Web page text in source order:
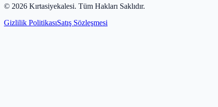
© 2026 Kırtasiyekalesi. Tüm Hakları Saklıdır.
Gizlilik PolitikasıSatış Sözleşmesi